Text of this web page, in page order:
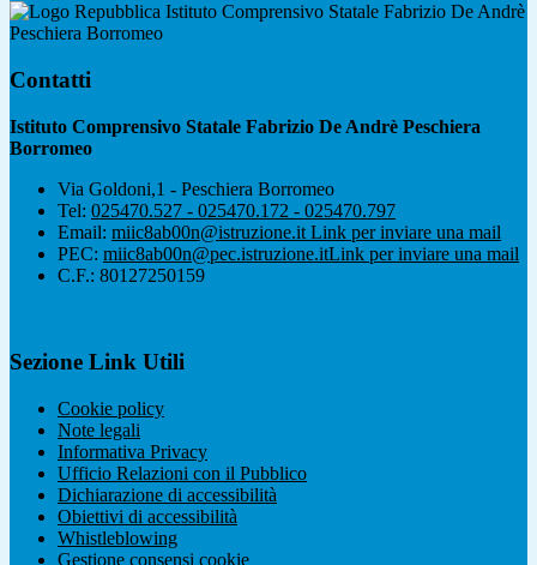
Istituto Comprensivo Statale Fabrizio De Andrè
Peschiera Borromeo
Contatti
Istituto Comprensivo Statale Fabrizio De Andrè Peschiera
Borromeo
Via Goldoni,1 - Peschiera Borromeo
Tel: 025470.527 - 025470.172 - 025470.797
Email: miic8ab00n@istruzione.it Link per inviare una mail
PEC: miic8ab00n@pec.istruzione.itLink per inviare una mail
C.F.: 80127250159
Sezione Link Utili
Cookie policy
Note legali
Informativa Privacy
Ufficio Relazioni con il Pubblico
Dichiarazione di accessibilità
Obiettivi di accessibilità
Whistleblowing
Gestione consensi cookie